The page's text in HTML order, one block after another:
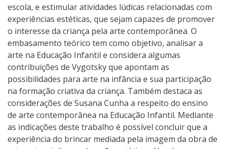
escola, e estimular atividades lúdicas relacionadas com
experiências estéticas, que sejam capazes de promover
o interesse da criança pela arte contemporânea. O
embasamento teórico tem como objetivo, analisar a
arte na Educação Infantil e considera algumas
contribuições de Vygotsky que apontam as
possibilidades para arte na infância e sua participação
na formação criativa da criança. Também destaca as
considerações de Susana Cunha a respeito do ensino
de arte contemporânea na Educação Infantil. Mediante
as indicações deste trabalho é possível concluir que a
experiência do brincar mediada pela imagem da obra de